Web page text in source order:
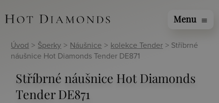
Menu menu
Úvod > Šperky > Náušnice > kolekce Tender > Stříbrné
náušnice Hot Diamonds Tender DE871
Stříbrné náušnice Hot Diamonds
Tender DE871